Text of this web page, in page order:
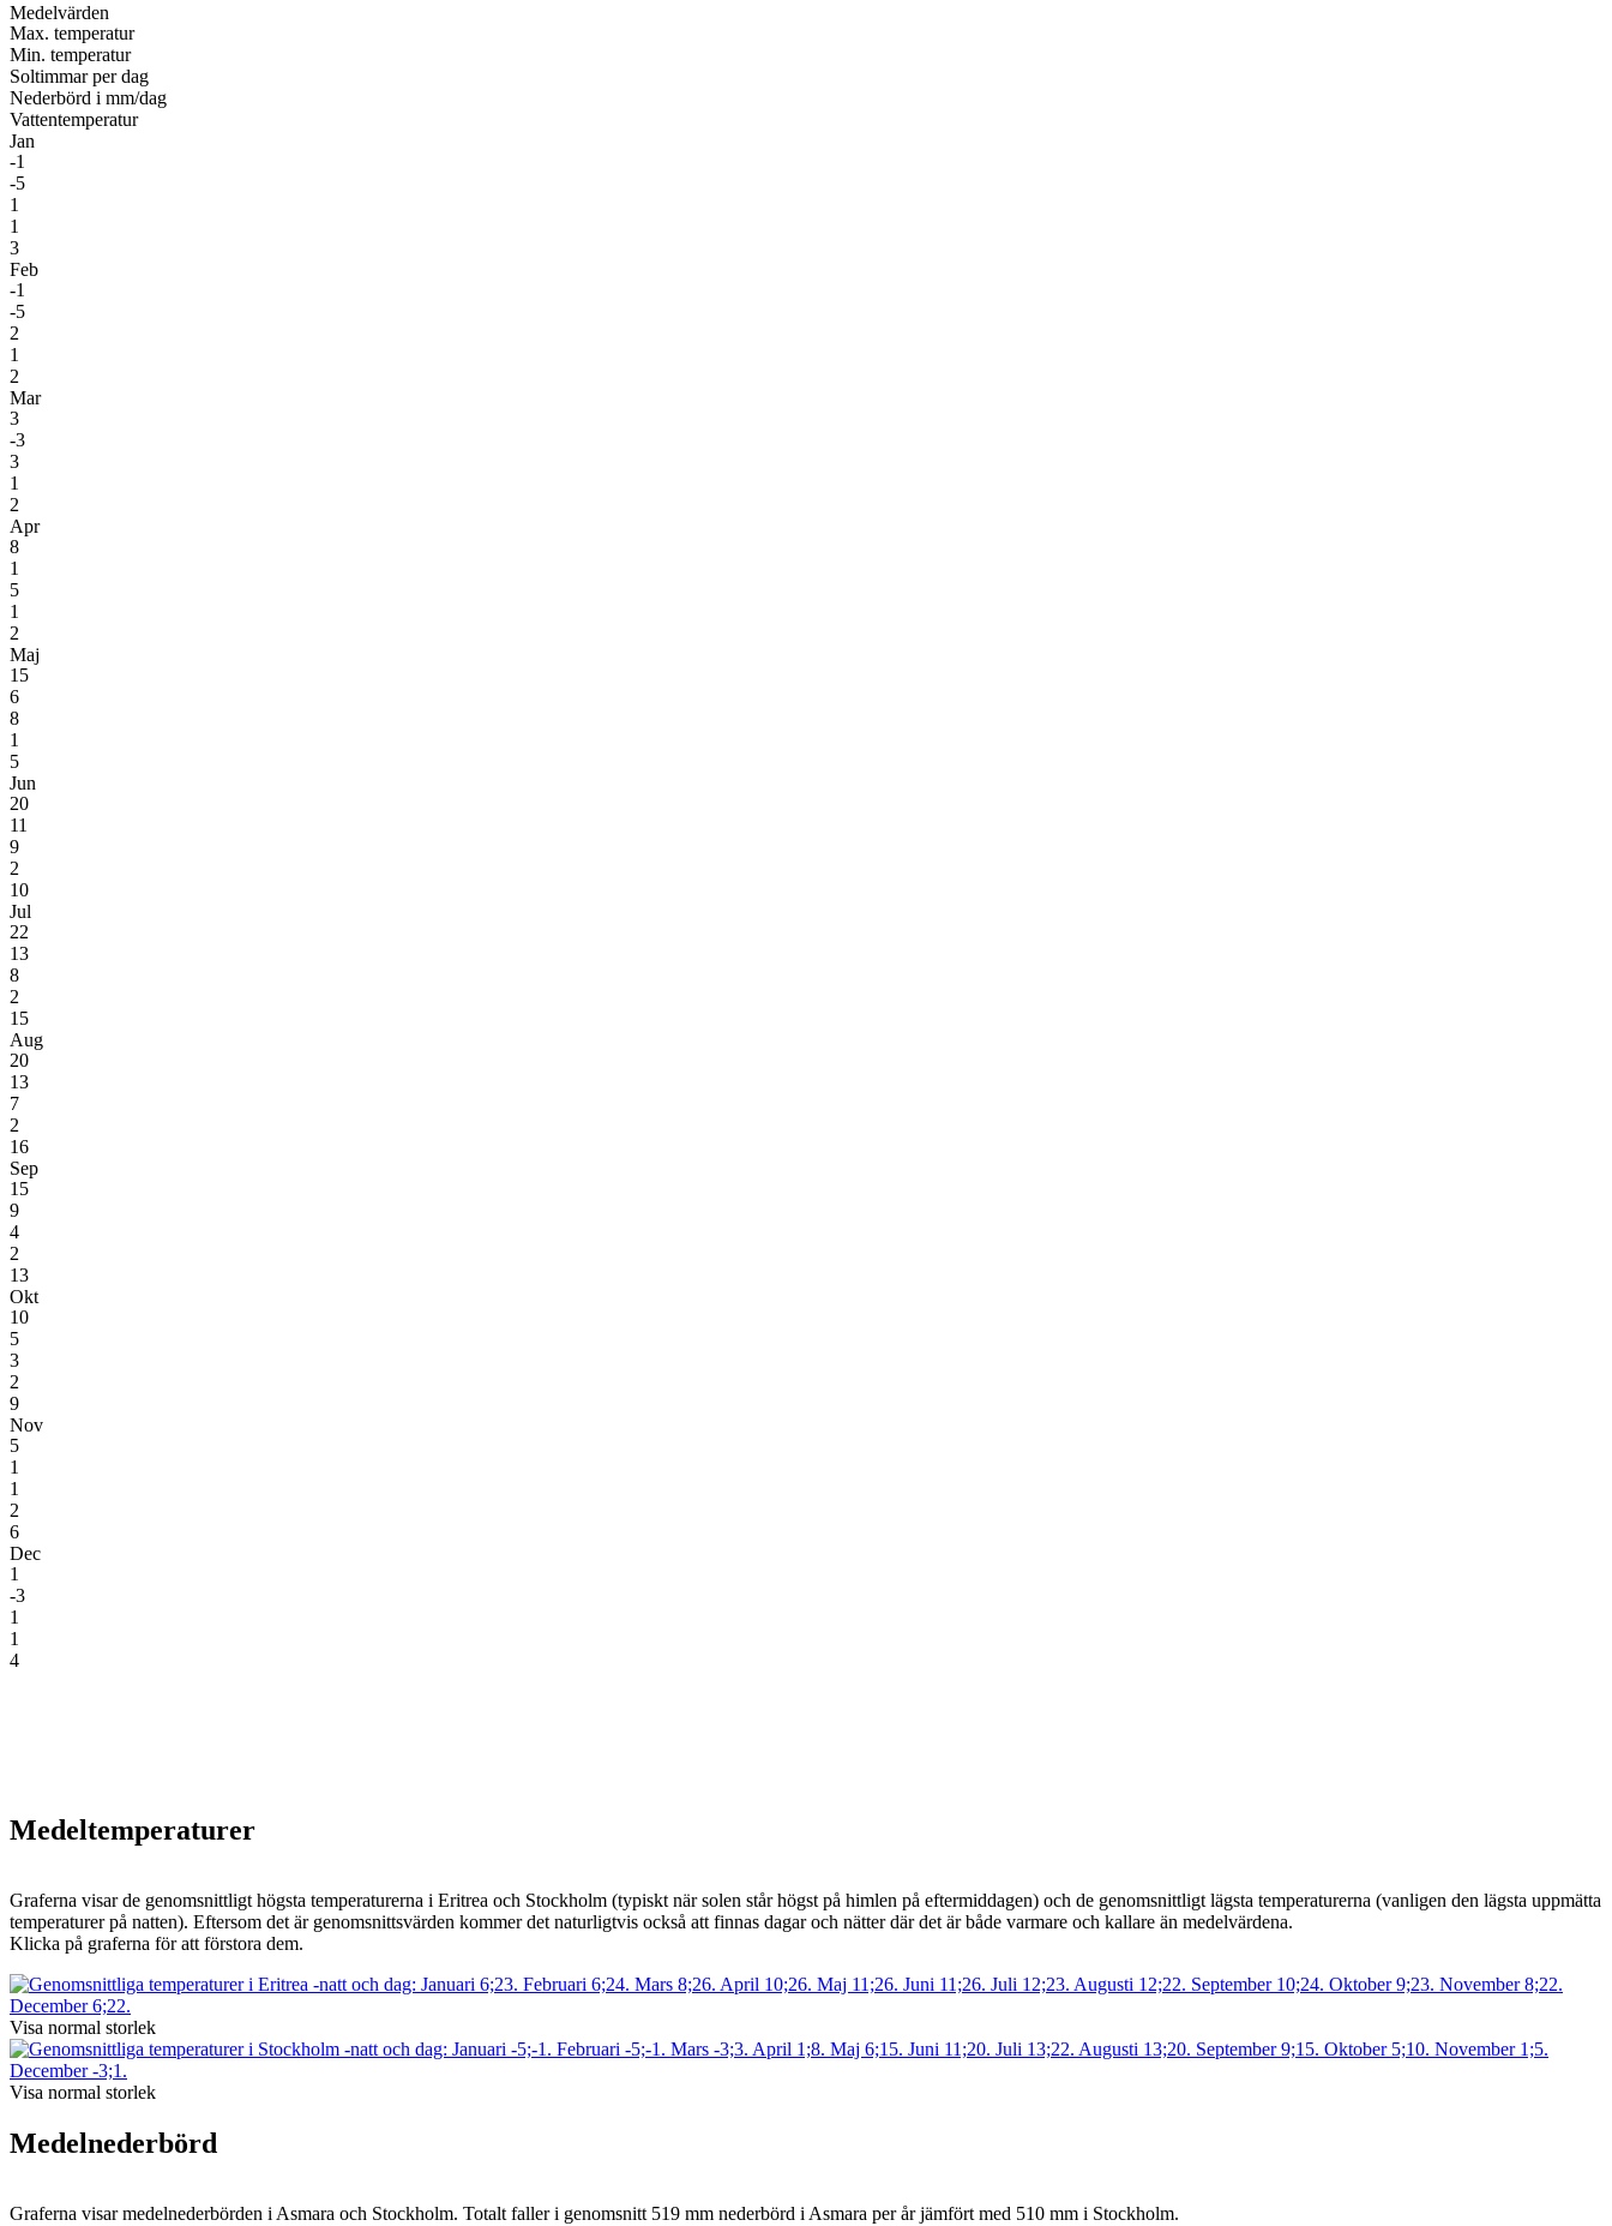
Medel­värden
Max. temperatur
Min. temperatur
Soltimmar per dag
Nederbörd i mm/dag
Vattentemperatur
Jan
-1
-5
1
1
3
Feb
-1
-5
2
1
2
Mar
3
-3
3
1
2
Apr
8
1
5
1
2
Maj
15
6
8
1
5
Jun
20
11
9
2
10
Jul
22
13
8
2
15
Aug
20
13
7
2
16
Sep
15
9
4
2
13
Okt
10
5
3
2
9
Nov
5
1
1
2
6
Dec
1
-3
1
1
4
Medeltemperaturer
Graferna visar de genomsnittligt högsta temperaturerna i Eritrea och Stockholm (typiskt när solen står högst på himlen på eftermiddagen) och de genomsnittligt lägsta temperaturerna (vanligen den lägsta uppmätta
temperaturer på natten). Eftersom det är genomsnittsvärden kommer det naturligtvis också att finnas dagar och nätter där det är både varmare och kallare än medelvärdena.
Klicka på graferna för att förstora dem.
Visa normal storlek
Visa normal storlek
Medelnederbörd
Graferna visar medelnederbörden i Asmara och Stockholm. Totalt faller i genomsnitt 519 mm nederbörd i Asmara per år jämfört med 510 mm i Stockholm.